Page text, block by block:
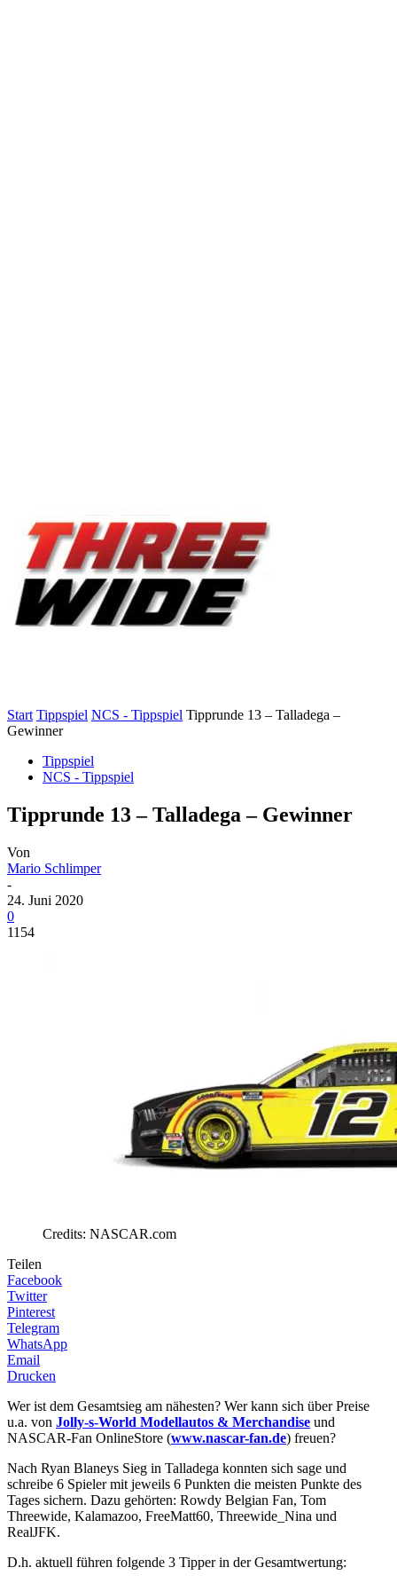
Start Tippspiel NCS - Tippspiel Tipprunde 13 – Talladega –
Gewinner
Tippspiel
NCS - Tippspiel
Tipprunde 13 – Talladega – Gewinner
Von
Mario Schlimper
-
24. Juni 2020
0
1154
Credits: NASCAR.com
Teilen
Facebook
Twitter
Pinterest
Telegram
WhatsApp
Email
Drucken
Wer ist dem Gesamtsieg am nähesten? Wer kann sich über Preise
u.a. von Jolly-s-World Modellautos & Merchandise und
NASCAR-Fan OnlineStore (www.nascar-fan.de) freuen?
Nach Ryan Blaneys Sieg in Talladega konnten sich sage und
schreibe 6 Spieler mit jeweils 6 Punkten die meisten Punkte des
Tages sichern. Dazu gehörten: Rowdy Belgian Fan, Tom
Threewide, Kalamazoo, FreeMatt60, Threewide_Nina und
RealJFK.
D.h. aktuell führen folgende 3 Tipper in der Gesamtwertung: